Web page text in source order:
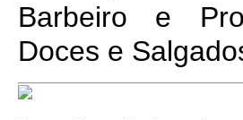
Barbeiro e
Doces e